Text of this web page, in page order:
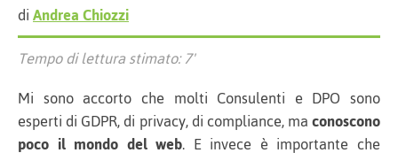
diAndrea Chiozzi
Tempo di lettura stimato: 7'
Mi sono accorto che molti Consulenti e DPO sono
esperti di GDPR, di privacy, di compliance, maconoscono
poco il mondo del web. E invece è importante che